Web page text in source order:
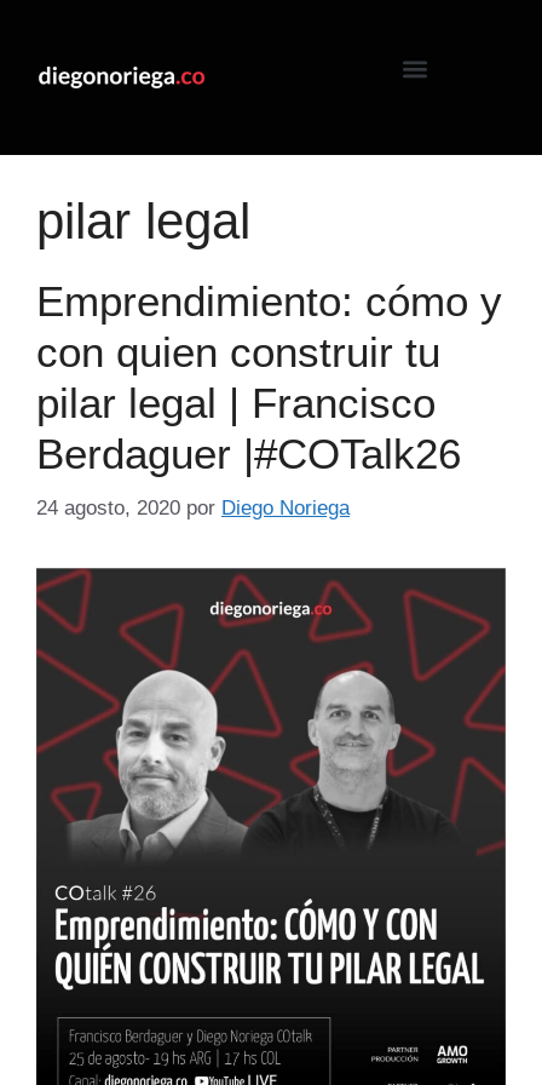
pilar legal
Emprendimiento: cómo y
con quien construir tu
pilar legal | Francisco
Berdaguer |#COTalk26
24 agosto, 2020 por Diego Noriega